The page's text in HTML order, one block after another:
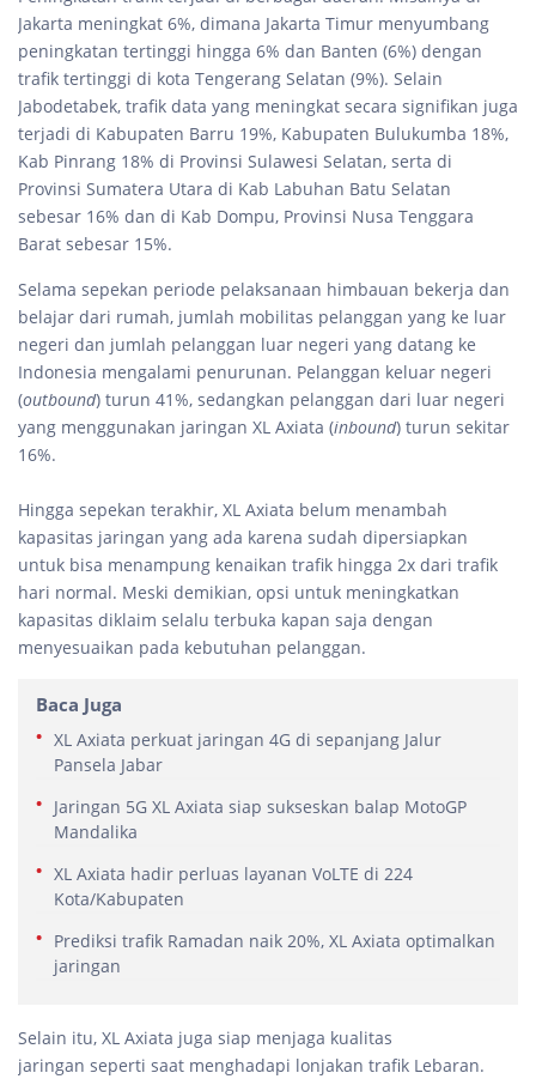
Jakarta meningkat 6%, dimana Jakarta Timur menyumbang
peningkatan tertinggi hingga 6% dan Banten (6%) dengan
trafik tertinggi di kota Tengerang Selatan (9%). Selain
Jabodetabek, trafik data yang meningkat secara signifikan juga
terjadi di Kabupaten Barru 19%, Kabupaten Bulukumba 18%,
Kab Pinrang 18% di Provinsi Sulawesi Selatan, serta di
Provinsi Sumatera Utara di Kab Labuhan Batu Selatan
sebesar 16% dan di Kab Dompu, Provinsi Nusa Tenggara
Barat sebesar 15%.
Selama sepekan periode pelaksanaan himbauan bekerja dan
belajar dari rumah, jumlah mobilitas pelanggan yang ke luar
negeri dan jumlah pelanggan luar negeri yang datang ke
Indonesia mengalami penurunan. Pelanggan keluar negeri
(outbound) turun 41%, sedangkan pelanggan dari luar negeri
yang menggunakan jaringan XL Axiata (inbound) turun sekitar
16%.
Hingga sepekan terakhir, XL Axiata belum menambah
kapasitas jaringan yang ada karena sudah dipersiapkan
untuk bisa menampung kenaikan trafik hingga 2x dari trafik
hari normal. Meski demikian, opsi untuk meningkatkan
kapasitas diklaim selalu terbuka kapan saja dengan
menyesuaikan pada kebutuhan pelanggan.
Baca Juga
XL Axiata perkuat jaringan 4G di sepanjang Jalur
Pansela Jabar
Jaringan 5G XL Axiata siap sukseskan balap MotoGP
Mandalika
XL Axiata hadir perluas layanan VoLTE di 224
Kota/Kabupaten
Prediksi trafik Ramadan naik 20%, XL Axiata optimalkan
jaringan
Selain itu, XL Axiata juga siap menjaga kualitas
jaringan seperti saat menghadapi lonjakan trafik Lebaran.